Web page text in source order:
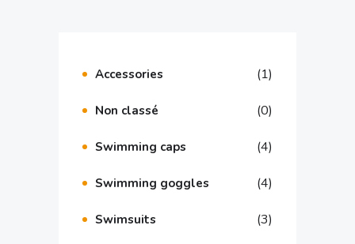
Accessories (1)
Non classé (0)
Swimming caps (4)
Swimming goggles (4)
Swimsuits (3)